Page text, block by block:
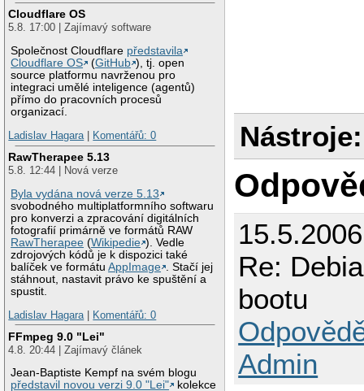
Cloudflare OS
5.8. 17:00 | Zajímavý software
Společnost Cloudflare představila
Cloudflare OS
(GitHub ), tj. open
source platformu navrženou pro
integraci umělé inteligence (agentů)
přímo do pracovních procesů
organizací.
Ladislav Hagara| Komentářů: 0
RawTherapee 5.13
5.8. 12:44 | Nová verze
Byla vydána nová verze 5.13
svobodného multiplatformního softwaru
pro konverzi a zpracování digitálních
fotografií primárně ve formátů RAW
RawTherapee (Wikipedie ). Vedle
zdrojových kódů je k dispozici také
balíček ve formátuAppImage
. Stačí jej
stáhnout, nastavit právo ke spuštění a
spustit.
Ladislav Hagara| Komentářů: 0
FFmpeg 9.0 "Lei"
4.8. 20:44 | Zajímavý článek
Jean-Baptiste Kempf na svém blogu
představil novou verzi 9.0 "Lei"
kolekce
Nástroje:
Re:
bootu
Admin